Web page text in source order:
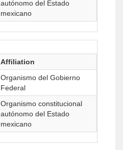
autónomo del Estado
mexicano
Affiliation
Organismo del Gobierno
Federal
Organismo constitucional
autónomo del Estado
mexicano